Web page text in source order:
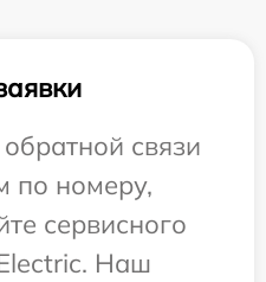
связи
по номеру,
сервисного
Наш